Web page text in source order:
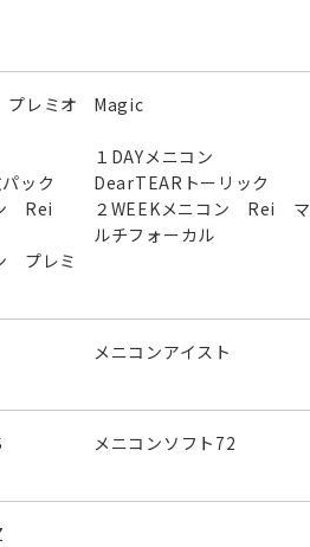
レミオ
Magic
ック
１DAYメニコン
DearTEARトーリック
Rei
２WEEKメニコン Rei マ
ルチフォーカル
プレミ
メニコンアイスト
メニコンソフト72